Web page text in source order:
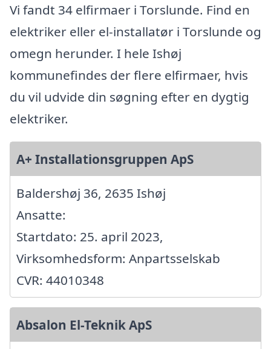
Vi fandt 34 elfirmaer i Torslunde. Find en
elektriker eller el-installatør i Torslunde og
omegn herunder. I hele Ishøj
kommunefindes der flere elfirmaer, hvis
du vil udvide din søgning efter en dygtig
elektriker.
A+ Installationsgruppen ApS
Baldershøj 36, 2635 Ishøj
Ansatte:
Startdato: 25. april 2023,
Virksomhedsform: Anpartsselskab
CVR: 44010348
Absalon El-Teknik ApS